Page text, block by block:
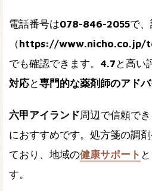
電話番号は078-846-2055で
（https://www.nicho.co.jp/
でも確認できます。 4.7 と高い
対応と専門的な薬剤師のアド
六甲アイランド周辺で信頼でき
におすすめです。処方箋の調
ており、地域の健康サポート
す。